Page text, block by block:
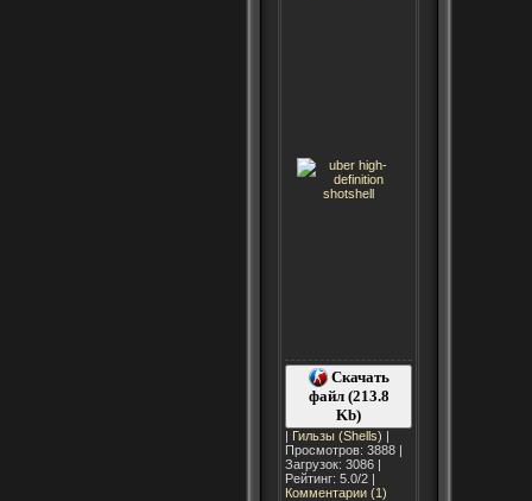
Скачать
файл (213.8
Kb)
| Гильзы (Shells) |
Просмотров: 3888 |
Загрузок: 3086 |
Рейтинг: 5.0/2 |
Комментарии (1)